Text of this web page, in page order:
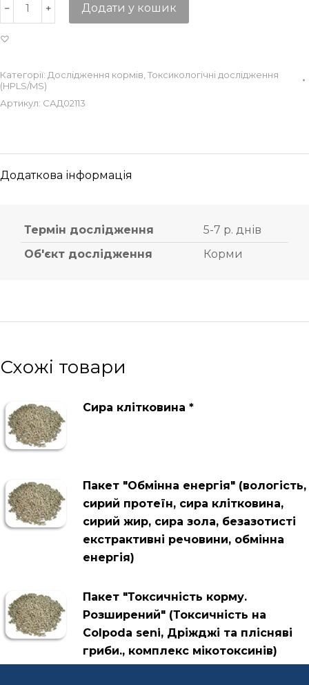
Додати у кошик
Категорії: Дослідження кормів Токсикологічні дослідження
(HPLS/MS)
Артикул: САД02113
Додаткова інформація
Термін дослідження
5-7 р. днів
Об'єкт дослідження
Корми
Схожі товари
Сира клітковина *
Пакет "Обмінна енергія" (вологість,
сирий протеїн, сира клітковина,
сирий жир, сира зола, безазотисті
екстрактивні речовини, обмінна
енергія)
Пакет "Токсичність корму.
Розширений" (Токсичність на
Colpoda seni, Дріжджі та плісняві
гриби., комплекс мікотоксинів)